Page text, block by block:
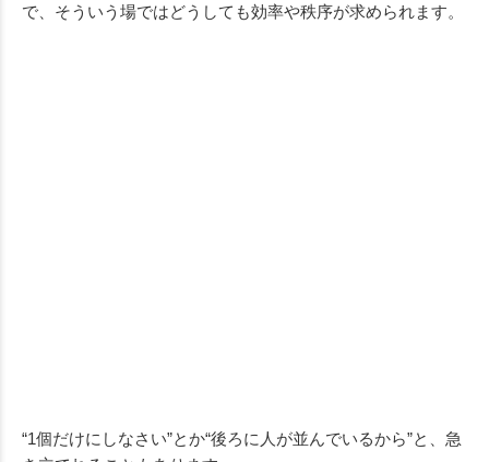
で、そういう場ではどうしても効率や秩序が求められます。
“1個だけにしなさい”とか“後ろに人が並んでいるから”と、急